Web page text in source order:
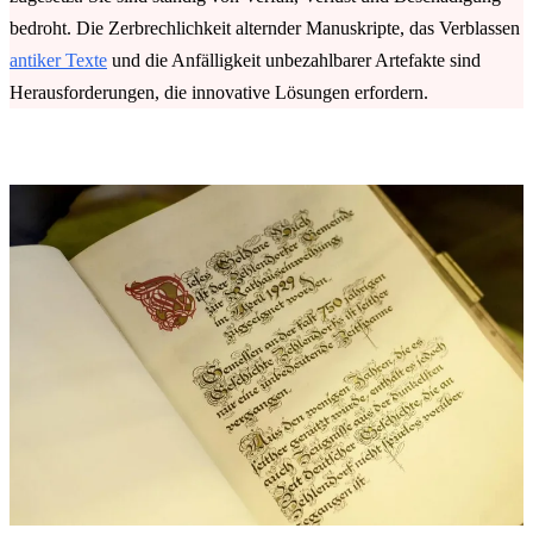
bedroht. Die Zerbrechlichkeit alternder Manuskripte, das Verblassen
antiker Texte und die Anfälligkeit unbezahlbarer Artefakte sind
Herausforderungen, die innovative Lösungen erfordern.